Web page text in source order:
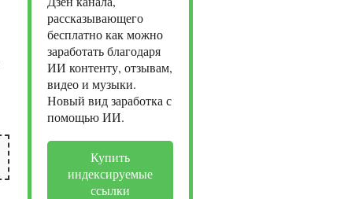
рассказывающего
бесплатно как можно
заработать благодаря
ИИ контенту, отзывам,
видео и музыки.
Новый вид заработка с
помощью ИИ.
Купить
индексируемые
ссылки